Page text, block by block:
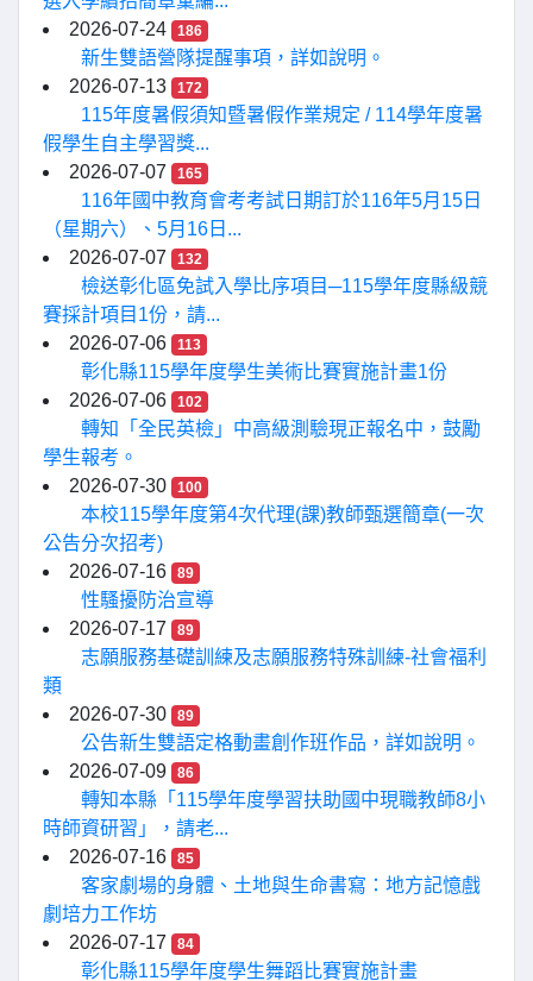
2026-07-24
186
新生雙語營隊提醒事項，詳如說明。
2026-07-13
172
115年度暑假須知暨暑假作業規定 / 114學年度暑
假學生自主學習獎...
2026-07-07
165
116年國中教育會考考試日期訂於116年5月15日
（星期六）、5月16日...
2026-07-07
132
檢送彰化區免試入學比序項目─115學年度縣級競
賽採計項目1份，請...
2026-07-06
113
彰化縣115學年度學生美術比賽實施計畫1份
2026-07-06
102
轉知「全民英檢」中高級測驗現正報名中，鼓勵
學生報考。
2026-07-30
100
本校115學年度第4次代理(課)教師甄選簡章(一次
公告分次招考)
2026-07-16
89
性騷擾防治宣導
2026-07-17
89
志願服務基礎訓練及志願服務特殊訓練-社會福利
類
2026-07-30
89
公告新生雙語定格動畫創作班作品，詳如說明。
2026-07-09
86
轉知本縣「115學年度學習扶助國中現職教師8小
時師資研習」，請老...
2026-07-16
85
客家劇場的身體、土地與生命書寫：地方記憶戲
劇培力工作坊
2026-07-17
84
彰化縣115學年度學生舞蹈比賽實施計畫